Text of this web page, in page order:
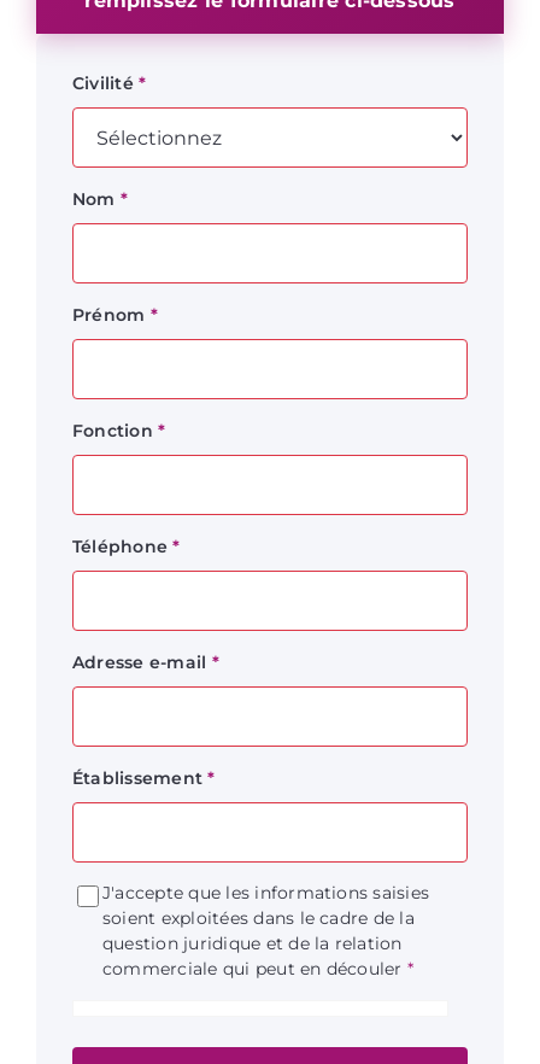
Civilité*
Nom *
Prénom *
Fonction*
Téléphone*
Adresse e-mail *
Établissement*
J'accepte que les informations saisies
soient exploitées dans le cadre de la
question juridique et de la relation
commerciale qui peut en découler *